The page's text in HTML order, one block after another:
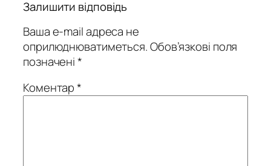
Залишити відповідь
Ваша e-mail адреса не
оприлюднюватиметься.Обов’язкові поля
позначені*
Коментар*